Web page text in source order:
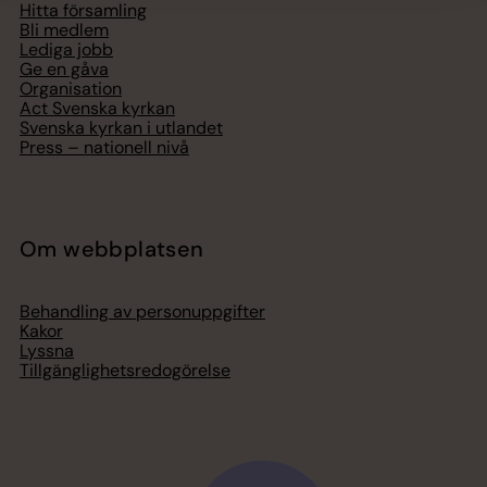
Hitta församling
Bli medlem
Lediga jobb
Ge en gåva
Organisation
Act Svenska kyrkan
Svenska kyrkan i utlandet
Press – nationell nivå
Om webbplatsen
Behandling av personuppgifter
Kakor
Lyssna
Tillgänglighetsredogörelse